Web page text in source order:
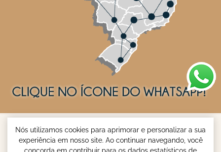
Nós utilizamos cookies para aprimorar e personalizar a sua
experiência em nosso site. Ao continuar navegando, você